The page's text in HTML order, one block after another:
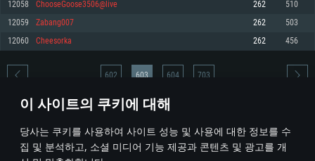
이 사이트의 쿠키에 대해
당사는 쿠키를 사용하여 사이트 성능 및 사용에 대한 정보를 수
집 및 분석하고, 소셜 미디어 기능 제공과 콘텐츠 및 광고를 개
570 혹은 그 이상
여유 저장 공간: 62.2 GB (전체 클라이언트)
네트워크: 브로드밴드 인터넷
여유 저장 공간: 62.2 GB (전체 클라이언트)
프로세서: Intel Core i7
메모리: 16 GB
그래픽 카드: Vulkan 을 지원하고, 최신 그래픽 드라이버를 지원하는 NVIDIA
1060 (6개월 미만) 혹은 그와 동급의 성능을 가지며 최신 그래픽 드라이버를
지원하는 AMD RX 570 (6개월 미만; 최소사양 지원 해상도 720p) 이상
여유 저장 공간: 62.2 GB (전체 클라이언트)
12058 ChooseGoose3506@live 262 510
12059 Zabang007 262 503
12060 Cheesorka 262 456
* 순위표는 매일 1회 갱신됩니다
602 603 604 703